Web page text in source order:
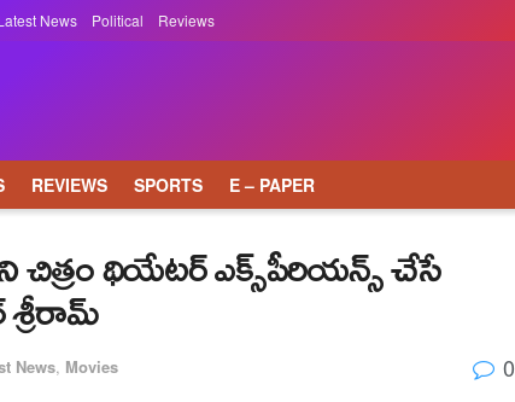
News Political Reviews
REVIEWS SPORTS E – PAPER
చిత్రం థియేటర్‌ ఎక్స్‌పీరియన్స్‌ చేసే
శ్రీరామ్‌
News, Movies 0